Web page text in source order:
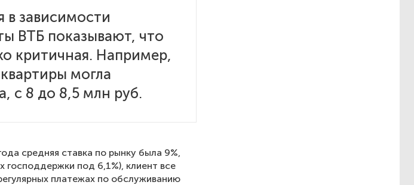
в зависимости
ВТБ показывают, что
критичная. Например,
могла
с 8 до 8,5 млн руб.
средняя ставка по рынку была 9%,
господдержки под 6,1%), клиент все
платежах по обслуживанию